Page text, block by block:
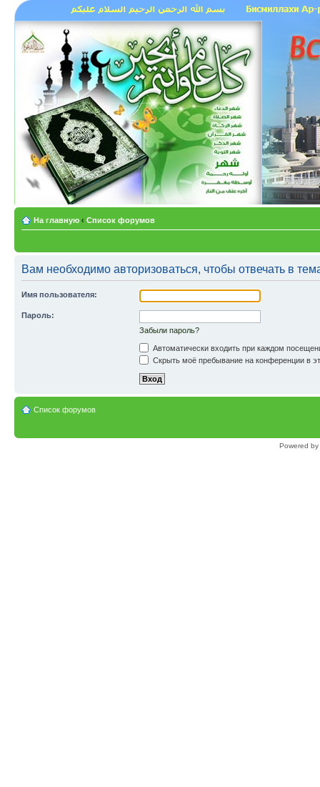
На главную ‹ Список форумов
Вам необходимо авторизоваться, чтобы отвечать в
Имя пользователя:
Пароль:
Забыли пароль?
Автоматически входить при каждом
Скрыть моё пребывание на конференции в
Список форумов
Powered by